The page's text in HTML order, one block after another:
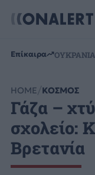
Επίκαιρα ΟΥΚΡΑΝΙΑ
HOME ΚΟΣΜΟΣ
Γάζα –
σχολείο:
Βρετανία